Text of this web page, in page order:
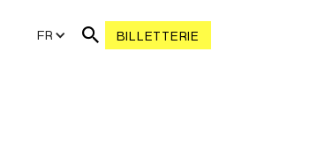
FR BILLETTERIE